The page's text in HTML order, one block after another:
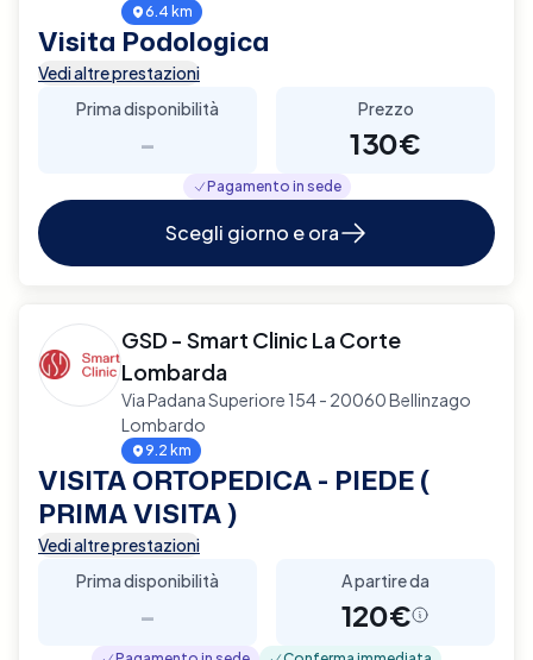
6.4 km
Visita Podologica
Vedi altre prestazioni
Prima disponibilità
-
Prezzo
130€
Pagamento in sede
Scegli giorno e ora
GSD - Smart Clinic La Corte
Lombarda
Via Padana Superiore 154 - 20060 Bellinzago
Lombardo
9.2 km
VISITA ORTOPEDICA - PIEDE (
PRIMA VISITA )
Vedi altre prestazioni
Prima disponibilità
-
A partire da
120€